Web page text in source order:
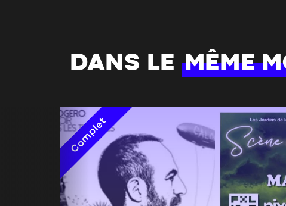
DANS LE MÊME
Complet